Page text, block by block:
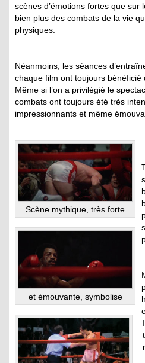
scènes d’émotions fortes que sur
bien plus des combats de la vie
physiques.
Néanmoins, les séances
chaque film ont toujours bénéficié
Même si l’on a privilégié le
combats ont toujours été très
impressionnants et même
Scène mythique, très forte
et émouvante, symbolise